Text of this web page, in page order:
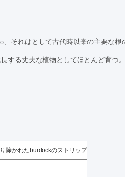
、それはとして古代時以来の主要な
する丈夫な植物としてほとんど育つ
除かれたburdockのストリップ